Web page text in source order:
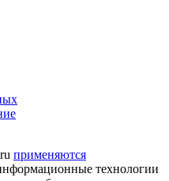
применяются
технологии